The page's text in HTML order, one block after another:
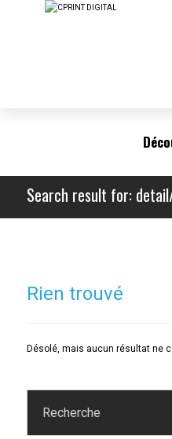
Search result for:
Rien trouvé
Désolé, mais aucun résultat ne